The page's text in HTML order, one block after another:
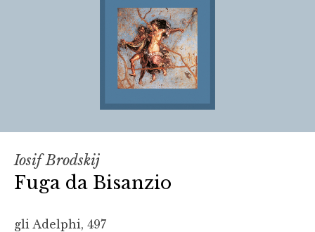
Iosif Brodskij
Fuga da Bisanzio
gli Adelphi, 497